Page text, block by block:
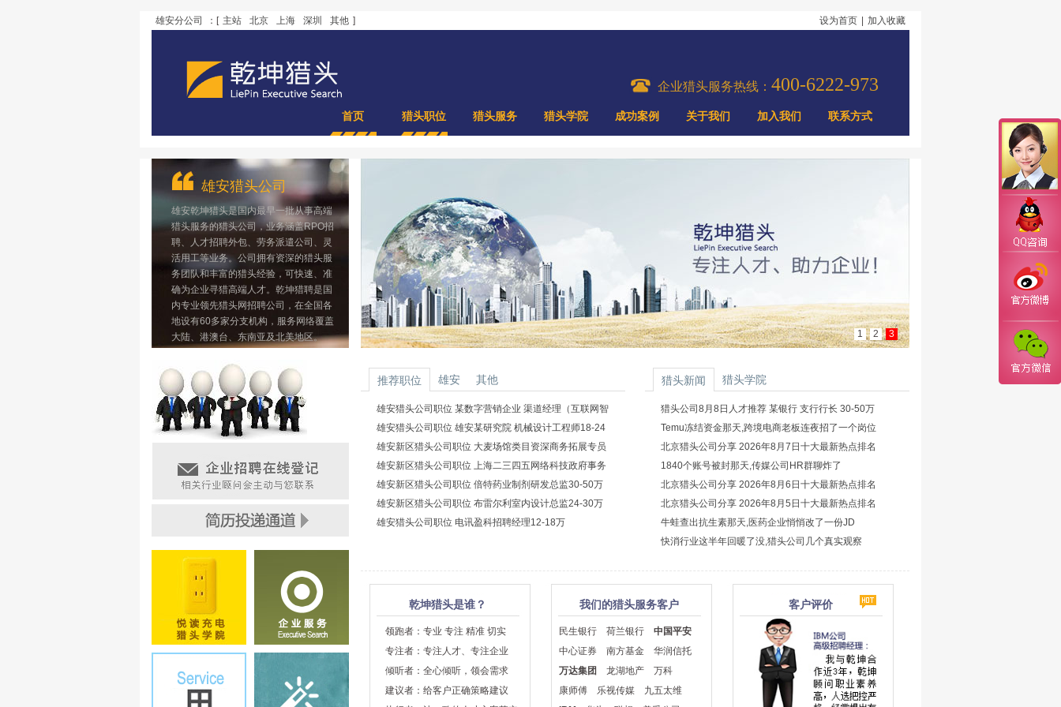
雄安分公司 ：[ 主站 北京 上海 深圳 其他 ] 设为首页 加入收藏
企业猎头服务热线： 400-6222-973
首页 猎头职位 猎头服务 猎头学院 成功案例 关于我们 加入我们 联系方式
雄安猎头公司
雄安乾坤猎头是国内最早一批从事高端
猎头服务的猎头公司，业务涵盖RPO招
聘、人才招聘外包、劳务派遣公司、灵
活用工等业务。公司拥有资深的猎头服
务团队和丰富的猎头经验，可快速、准
确为企业寻猎高端人才。乾坤猎聘是国
内专业领先猎头网招聘公司，在全国各
地设有60多家分支机构，服务网络覆盖
大陆、港澳台、东南亚及北美地区。
1 2 3
推荐职位 雄安 其他
雄安猎头公司职位 某数字营销企业 渠道经理（互联网智
能营销）14-28万
雄安猎头公司职位 雄安某研究院 机械设计工程师18-24
万
雄安新区猎头公司职位 大麦场馆类目资深商务拓展专员
20-40万
雄安新区猎头公司职位 上海二三四五网络科技政府事务
经理
雄安新区猎头公司职位 倍特药业制剂研发总监30-50万
雄安新区猎头公司职位 布雷尔利室内设计总监24-30万
雄安猎头公司职位 电讯盈科招聘经理12-18万
猎头新闻 猎头学院
猎头公司8月8日人才推荐 某银行 支行行长 30-50万
Temu冻结资金那天,跨境电商老板连夜招了一个岗位
北京猎头公司分享 2026年8月7日十大最新热点排名
1840个账号被封那天,传媒公司HR群聊炸了
北京猎头公司分享 2026年8月6日十大最新热点排名
北京猎头公司分享 2026年8月5日十大最新热点排名
牛蛙查出抗生素那天,医药企业悄悄改了一份JD
快消行业这半年回暖了没,猎头公司几个真实观察
乾坤猎头是谁？
领跑者：专业 专注 精准 切实
专注者：专注人才、专注企业
倾听者：全心倾听，领会需求
建议者：给客户正确策略建议
我们的猎头服务客户
民生银行 荷兰银行
中国平安
中心证券
南方基金
华润信托
万达集团
龙湖地产
万科
康师傅
乐视传媒
九五太维
客户评价